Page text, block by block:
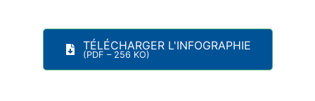
TÉLÉCHARGER L'INFOGRAPHIE
(PDF – 256 KO)